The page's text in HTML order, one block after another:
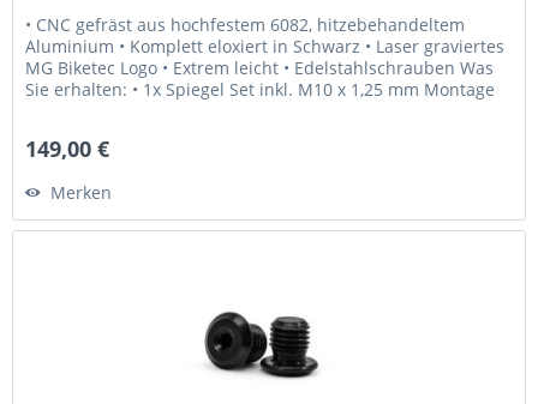
• CNC gefräst aus hochfestem 6082, hitzebehandeltem
Aluminium • Komplett eloxiert in Schwarz • Laser graviertes
MG Biketec Logo • Extrem leicht • Edelstahlschrauben Was
Sie erhalten: • 1x Spiegel Set inkl. M10 x 1,25 mm Montage
149,00 €
Merken